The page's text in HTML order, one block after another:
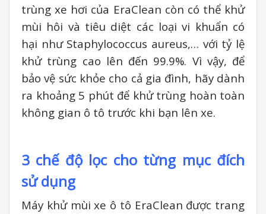
trùng xe hơi của EraClean còn có thể khử
mùi hôi và tiêu diệt các loại vi khuẩn có
hại như Staphylococcus aureus,… với tỷ lệ
khử trùng cao lên đến 99.9%. Vì vậy, để
bảo vệ sức khỏe cho cả gia đình, hãy dành
ra khoảng 5 phút để khử trùng hoàn toàn
không gian ô tô trước khi bạn lên xe.
3 chế độ lọc cho từng mục đích
sử dụng
Máy khử mùi xe ô tô EraClean được trang